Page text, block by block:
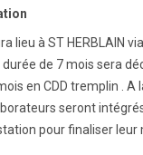
lieu à ST HERBLAIN
durée de 7 mois sera
en CDD tremplin . A
seront
pour finaliser leur